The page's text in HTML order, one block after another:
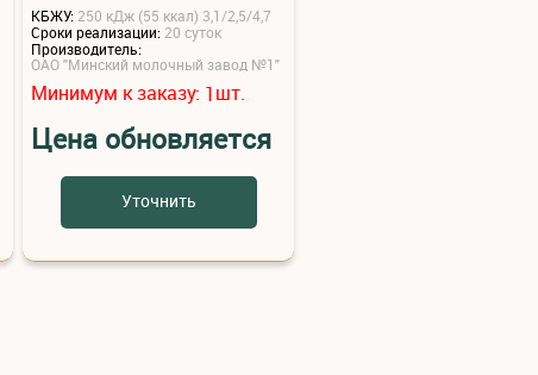
КБЖУ: 250 кДж (55 ккал) 3,1/2,5/4,7
Сроки реализации: 20 суток
Производитель:
ОАО "Минский молочный завод №1"
Минимум к заказу: 1шт.
Цена обновляется
Уточнить